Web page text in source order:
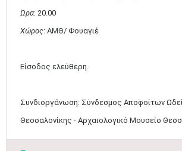
Ώρα: 20.00
Χώρος: ΑΜΘ/ Φουαγιέ
Είσοδος ελεύθερη.
Συνδιοργ​​άνωση: Σύνδεσµος Αποφοίτων
Θεσσαλονίκης - Αρχαιολογικό Μουσείο
• •
• • • •
• •
19
• • •••